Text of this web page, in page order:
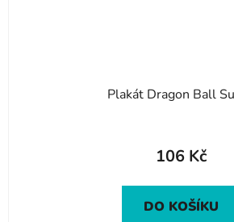
Plakát Dragon Ball
106 Kč
DO KOŠÍKU